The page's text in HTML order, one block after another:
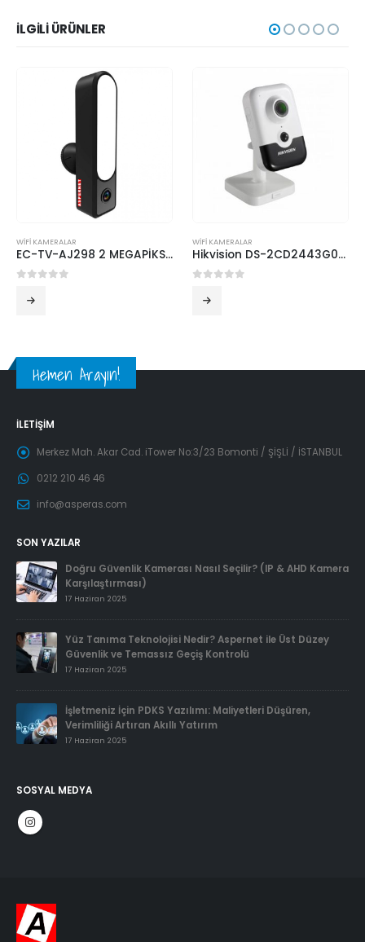
İLGILI ÜRÜNLER
WİFİ KAMERALAR
EC-TV-AJ298 2 MEGAPİKSEL BAHÇE AYDINLATMA KAMERASI WİFİ + LAN KABLO PLASTİK KASA SU GEÇİRMEZ
WİFİ KAMERALAR
Hikvision DS-2CD2443G0-IW 4MP IP Kablosuz Kamera
Hemen Arayın!
İLETIŞIM
Merkez Mah. Akar Cad. iTower No:3/23 Bomonti / ŞİŞLİ / İSTANBUL
0212 210 46 46
info@asperas.com
SON YAZILAR
Doğru Güvenlik Kamerası Nasıl Seçilir? (IP & AHD Kamera
Karşılaştırması)
17 Haziran 2025
Yüz Tanıma Teknolojisi Nedir? Aspernet ile Üst Düzey
Güvenlik ve Temassız Geçiş Kontrolü
17 Haziran 2025
İşletmeniz İçin PDKS Yazılımı: Maliyetleri Düşüren,
Verimliliği Artıran Akıllı Yatırım
17 Haziran 2025
SOSYAL MEDYA